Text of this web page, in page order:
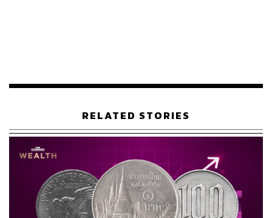
อดในเชิงพาณิชย์อย่างเต็มรูปแบบ ทั้งการจัดการแสดงกังฟู
ทั่วโลก, ขายสินค้าที่ระลึก และระดมทุนเพื่อสร้างสาขาใน
ต่างประเทศ
โดยครั้งหนึ่งเขาเคยสร้างเสียงฮือฮาด้วยการเซ็นเช็คมูลค่า 3
ล้านดอลลาร์ (ประมาณ 98 ล้านบาท) เพื่อสร้างวัดเส้าหลิน
สาขาในประเทศออสเตรเลีย
RELATED STORIES